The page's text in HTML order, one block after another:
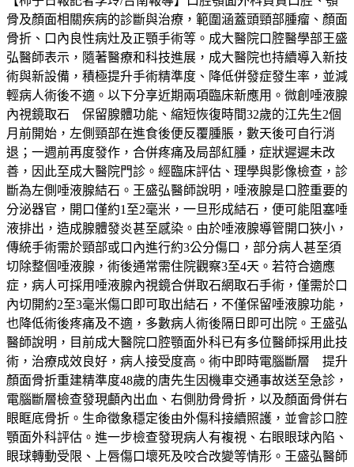
骨及顏面相關疾病的診斷與治療，範圍涵蓋頭頸部腫瘤、顏面
骨折、口內良性病灶及正顎手術等。成大醫院口腔醫學部王盛
弘醫師表示，隨著醫療和科技進展，成大醫院也持續導入新技
術與新設備，積極提升手術精準度、降低併發症發生率，並減
輕病人術後不適。以下分享近期兩項臨床新應用。微創唾液腺
內視鏡取石 保留腺體功能、縮短恢復時間32歲的江先生2個
月前開始，左側頸部在進食後便反覆腫脹，數天後可自行消
退；一週前再度發作，合併疼痛及局部紅腫，症狀遲遲未改
善，因此至成大醫院門診。經臨床評估、理學與影像檢查，診
斷為左側唾液腺結石。王盛弘醫師說明，唾液腺是口腔重要的
分泌器官，開口僅約1至2毫米，一旦形成結石，便可能阻塞唾
液排出，造成腺體發炎甚至感染。由於唾液腺導管開口狹小，
傳統手術需於頸部或口內進行約3公分傷口，部分病人甚至須
切除整個唾液腺，術後通常需住院觀察3至4天。若符合適應
症，病人可採用唾液腺內視鏡合併取石網取石手術，僅需於口
內切開約2至3毫米傷口即可取出結石，不僅保留唾液腺功能，
也降低術後疼痛及不適，多數病人術後隔日即可出院。王盛弘
醫師說明，目前成大醫院口腔顎面外科已有多位醫師採用此技
術，治療成效良好，病人接受度高。術中即時電腦斷層 提升
顏面骨折重建精準度48歲的唐先生因機車交通事故送至急診，
電腦斷層檢查發現顱內出血、右側肋骨骨折，以及顏面骨併右
眼眶底骨折。生命徵象穩定後由外傷科接續照護，並會診口腔
顎面外科評估。進一步檢查發現病人有複視、右眼眼球內陷、
眼球轉動受限、上唇傷口壞死及咬合改變等情形。王盛弘醫師